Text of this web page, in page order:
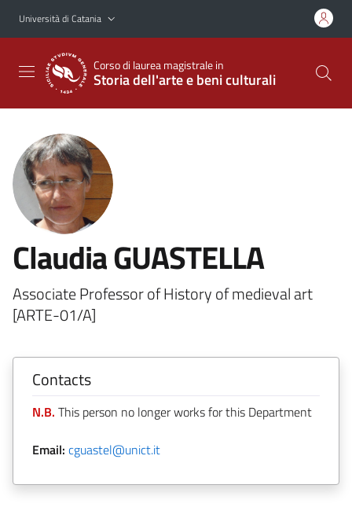
Vai al contenuto principale
Vai al menu di navigazione
Università di Catania
Corso di laurea magistrale in
Storia dell'arte e beni culturali
Claudia GUASTELLA
Associate Professor of History of medieval art
[ARTE-01/A]
Contacts
N.B. This person no longer works for this Department
Email: cguastel@unict.it